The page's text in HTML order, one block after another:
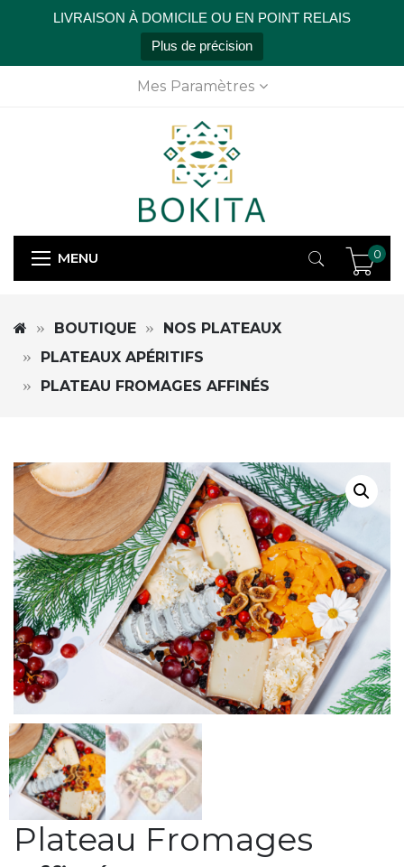
LIVRAISON À DOMICILE OU EN POINT RELAIS
Plus de précision
Mes Paramètres
MENU 0
BOUTIQUE
NOS PLATEAUX
PLATEAUX APÉRITIFS
PLATEAU FROMAGES AFFINÉS
Plateau Fromages